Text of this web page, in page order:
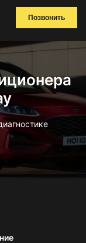
Позвонить